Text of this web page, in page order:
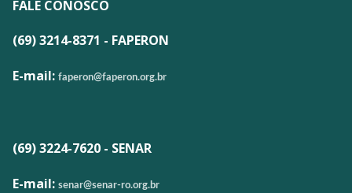
FALE CONOSCO
(69) 3214-8371 - FAPERON
E-mail: faperon@faperon.org.br
(69) 3224-7620 - SENAR
E-mail: senar@senar-ro.org.br